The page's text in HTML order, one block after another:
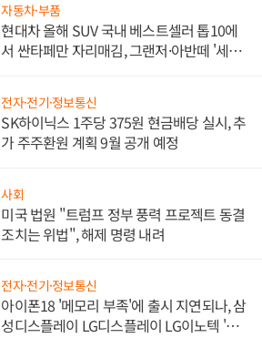
자동차·부품
현대차 올해 SUV 국내 베스트셀러 톱10에
서 싼타페만 자리매김, 그랜저·아반떼 '세단
전자·전기·정보통신
SK하이닉스 1주당 375원 현금배당 실시, 추
가 주주환원 계획 9월 공개 예정
사회
미국 법원 "트럼프 정부 풍력 프로젝트 동결
조치는 위법", 해제 명령 내려
전자·전기·정보통신
아이폰18 '메모리 부족'에 출시 지연되나, 삼
성디스플레이 LG디스플레이 LG이노텍 '탈